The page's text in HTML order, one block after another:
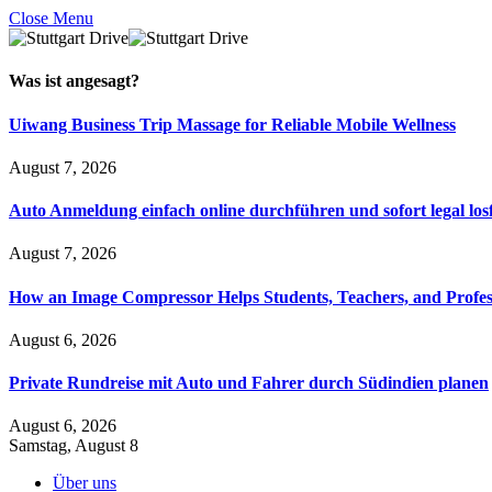
Close Menu
Was ist angesagt?
Uiwang Business Trip Massage for Reliable Mobile Wellness
August 7, 2026
Auto Anmeldung einfach online durchführen und sofort legal
August 7, 2026
How an Image Compressor Helps Students, Teachers, and
August 6, 2026
Private Rundreise mit Auto und Fahrer durch Südindien planen
August 6, 2026
Samstag, August 8
Über uns